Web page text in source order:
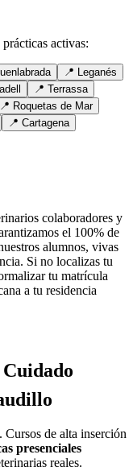
activas:
📍 Leganés
📍 Terrassa
📍 Roquetas de Mar
📍 Cartagena
colaboradores y
el 100% de
alumnos, vivas
Si no localizas tu
tu matrícula
a tu residencia
Cursos de alta inserción
presenciales
reales.